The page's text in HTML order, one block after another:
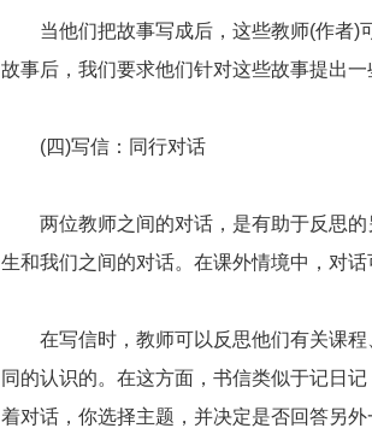
当他们把故事写成后，这些教师(作者)
故事后，我们要求他们针对这些故事提出
(四)写信：同行对话
两位教师之间的对话，是有助于反思的
生和我们之间的对话。在课外情境中，对
在写信时，教师可以反思他们有关课程
同的认识的。在这方面，书信类似于记日
着对话，你选择主题，并决定是否回答另